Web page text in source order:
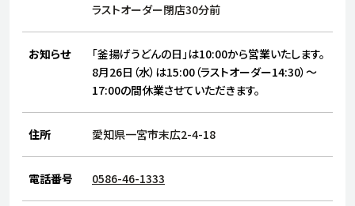
ブランド
店舗検索
店舗一覧
採用情報
よくある質問・お問い合わせ
ラストオーダー閉店30分前
お知らせ
「釜揚げうどんの日」は10:00から営業いたします。
8月26日（水）は15:00（ラストオーダー14:30）～
17:00の間休業させていただきます。
住所 愛知県一宮市末広2-4-18
電話番号 0586-46-1333